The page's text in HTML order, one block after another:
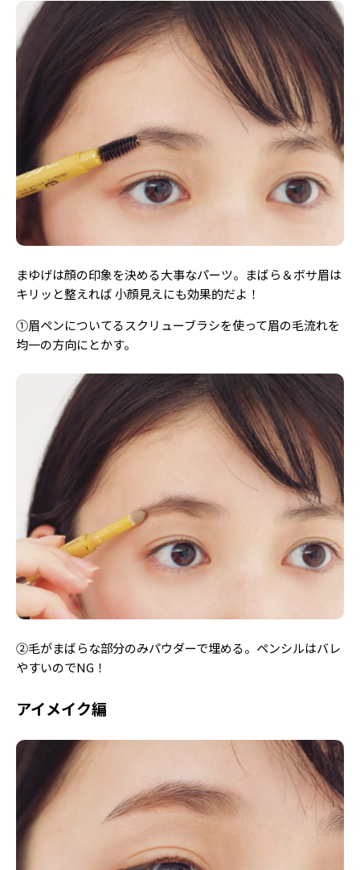
まゆげは顔の印象を決める大事なパーツ。まばら＆ボサ眉は
キリッと整えれば 小顔見えにも効果的だよ！
①眉ペンについてるスクリューブラシを使って眉の毛流れを
均一の方向にとかす。
②毛がまばらな部分のみパウダーで埋める。ペンシルはバレ
やすいのでNG！
アイメイク編